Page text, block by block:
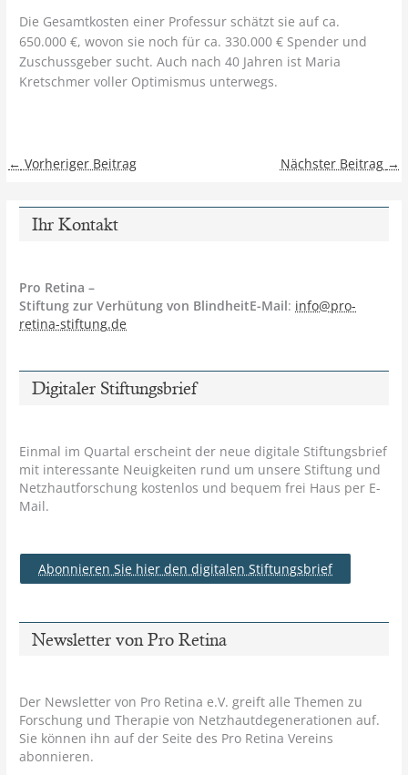
Die Gesamtkosten einer Professur schätzt sie auf ca.
650.000 €, wovon sie noch für ca. 330.000 € Spender und
Zuschussgeber sucht. Auch nach 40 Jahren ist Maria
Kretschmer voller Optimismus unterwegs.
← Vorheriger Beitrag Nächster Beitrag →
Ihr Kontakt
Pro Retina –
Stiftung zur Verhütung von BlindheitE-Mail: info@pro-
retina-stiftung.de
Digitaler Stiftungsbrief
Einmal im Quartal erscheint der neue digitale Stiftungsbrief
mit interessante Neuigkeiten rund um unsere Stiftung und
Netzhautforschung kostenlos und bequem frei Haus per E-
Mail.
Abonnieren Sie hier den digitalen Stiftungsbrief
Newsletter von Pro Retina
Der Newsletter von Pro Retina e.V. greift alle Themen zu
Forschung und Therapie von Netzhautdegenerationen auf.
Sie können ihn auf der Seite des Pro Retina Vereins
abonnieren.